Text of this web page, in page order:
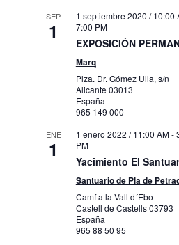
SEP
1
1 septiembre 2020 / 10:00
7:00 PM
EXPOSICIÓN
Marq
Plza. Dr. Gómez Ulla, s/n
Alicante 03013
España
965 149 000
ENE
1
1 enero 2022 / 11:00 AM-
PM
Yacimiento El
Santuario de Pla de
Camí a la Vall d´Ebo
Castell de Castells03793
España
965 88 50 95